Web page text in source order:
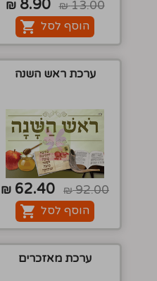
13.00
₪
8.90
₪
הוסף לסל
ערכת ראש השנה
92.00
₪
62.40
₪
הוסף לסל
ערכת מאזכרים